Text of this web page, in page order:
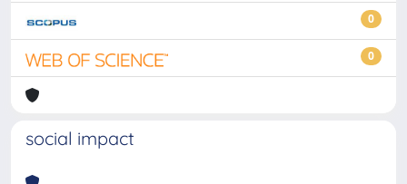
0
0
social impact